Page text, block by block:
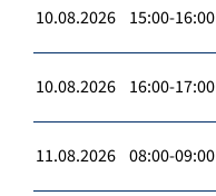
10.08.2026 15:00-16:00
10.08.2026 16:00-17:00
11.08.2026 08:00-09:00